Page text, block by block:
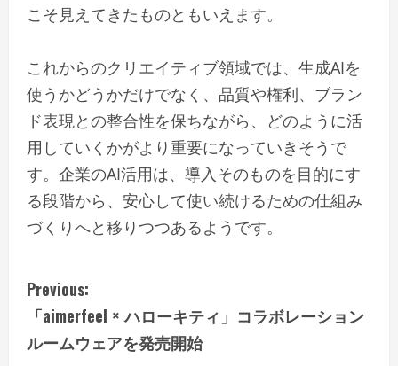
こそ見えてきたものともいえます。
これからのクリエイティブ領域では、生成AIを
使うかどうかだけでなく、品質や権利、ブラン
ド表現との整合性を保ちながら、どのように活
用していくかがより重要になっていきそうで
す。企業のAI活用は、導入そのものを目的にす
る段階から、安心して使い続けるための仕組み
づくりへと移りつつあるようです。
C
o
Previous:
「aimerfeel × ハローキティ」コラボレーション
ルームウェアを発売開始